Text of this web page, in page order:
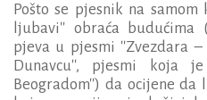
Pošto se pjesnik na
ljubavi'' obraća
pjeva u pjesmi ''Zvezdara
Dunavcu'', pjesmi koja
Beogradom'') da ocijene